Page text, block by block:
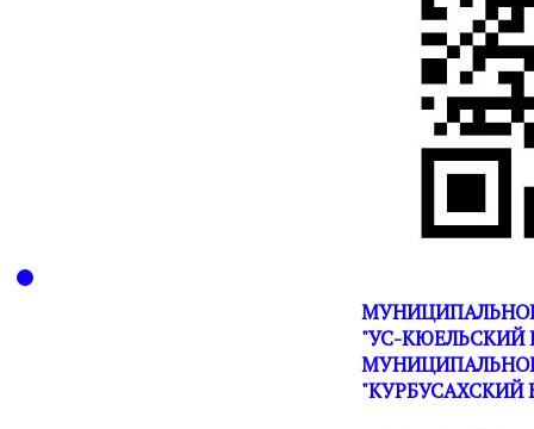
"УС-КЮЕЛЬСКИЙ
"КУРБУСАХСКИЙ